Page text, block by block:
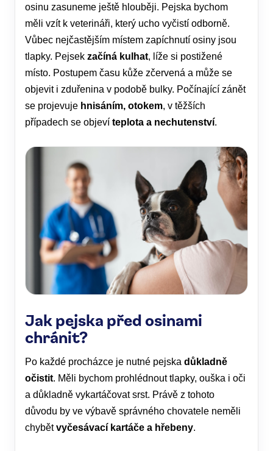
osinu zasuneme ještě hlouběji. Pejska bychom
měli vzít k veterináři, který ucho vyčistí odborně.
Vůbec nejčastějším místem zapíchnutí osiny jsou
tlapky. Pejsek začíná kulhat, líže si postižené
místo. Postupem času kůže zčervená a může se
objevit i zduřenina v podobě bulky. Počínající zánět
se projevuje hnisáním, otokem, v těžších
případech se objeví teplota a nechutenství.
Jak pejska před osinami
chránit?
Po každé procházce je nutné pejska důkladně
očistit. Měli bychom prohlédnout tlapky, ouška i oči
a důkladně vykartáčovat srst. Právě z tohoto
důvodu by ve výbavě správného chovatele neměli
chybětvyčesávací kartáče a hřebeny.